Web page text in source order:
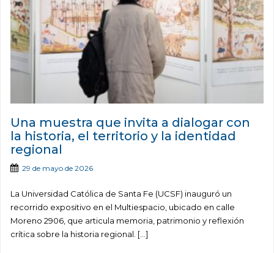
Una muestra que invita a dialogar con
la historia, el territorio y la identidad
regional
29 de mayo de 2026
La Universidad Católica de Santa Fe (UCSF) inauguró un
recorrido expositivo en el Multiespacio, ubicado en calle
Moreno 2906, que articula memoria, patrimonio y reflexión
crítica sobre la historia regional. […]